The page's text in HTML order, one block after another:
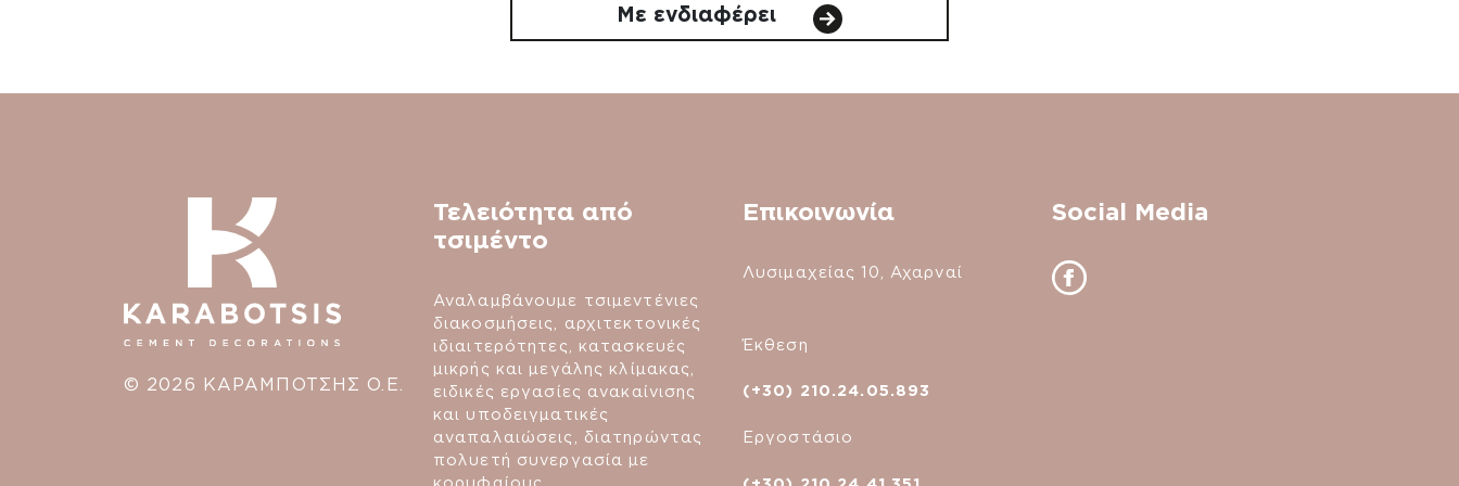
Με ενδιαφέρει
© 2026 ΚΑΡΑΜΠΟΤΣΗΣ Ο.Ε.
Τελειότητα από
τσιμέντο
Αναλαμβάνουμε τσιμεντένιες
διακοσμήσεις, αρχιτεκτονικές
ιδιαιτερότητες, κατασκευές
μικρής και μεγάλης κλίμακας,
ειδικές εργασίες ανακαίνισης
και υποδειγματικές
αναπαλαιώσεις, διατηρώντας
πολυετή συνεργασία με
Επικοινωνία
Λυσιμαχείας 10, Αχαρναί
Έκθεση
(+30) 210.24.05.893
Εργοστάσιο
Social Media